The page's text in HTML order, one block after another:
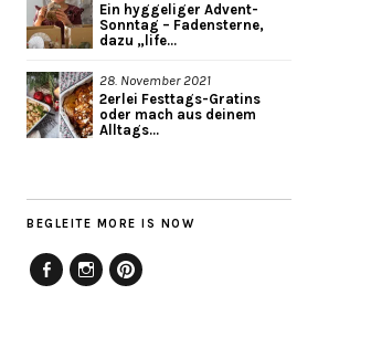
Ein hyggeliger Advent-
Sonntag – Fadensterne,
dazu „life...
28. November 2021
2erlei Festtags-Gratins
oder mach aus deinem
Alltags...
BEGLEITE MORE IS NOW